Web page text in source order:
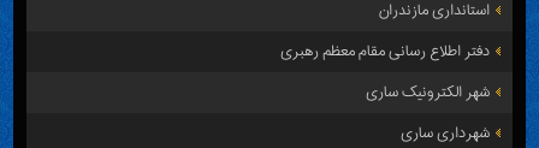
استانداری مازندران
دفتر اطلاع رسانی مقام معظم رهبری
شهر الکترونیک ساری
شهرداری ساری